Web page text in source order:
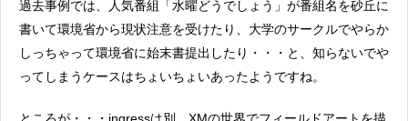
過去事例では、人気番組「水曜どうでしょう」が番組名を砂丘に
書いて環境省から現状注意を受けたり、大学のサークルでやらか
しっちゃって環境省に始末書提出したり・・・と、知らないでや
ってしまうケースはちょいちょいあったようですね。